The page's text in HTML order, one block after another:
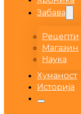
Забава
Рецепти
Магазин
Наука
Хуманост
Историја